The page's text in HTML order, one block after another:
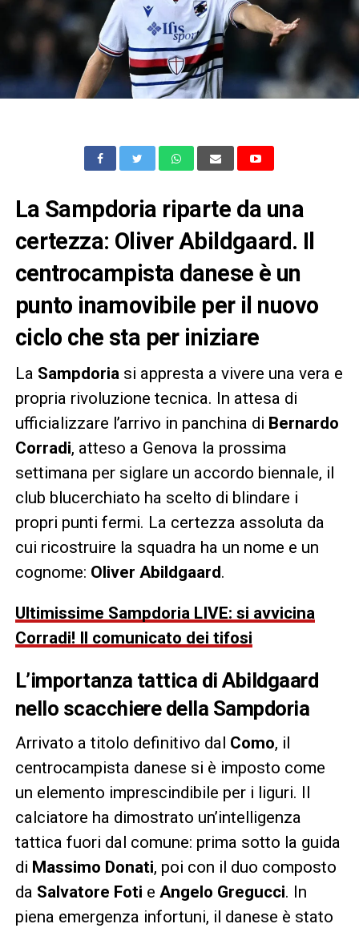
La Sampdoria riparte da una
certezza: Oliver Abildgaard. Il
centrocampista danese è un
punto inamovibile per il nuovo
ciclo che sta per iniziare
La Sampdoriasi appresta a vivere una vera e
propria rivoluzione tecnica. In attesa di
ufficializzare l’arrivo in panchina di Bernardo
Corradi, atteso a Genova la prossima
settimana per siglare un accordo biennale, il
club blucerchiato ha scelto di blindare i
propri punti fermi. La certezza assoluta da
cui ricostruire la squadra ha un nome e un
cognome: Oliver Abildgaard.
Ultimissime Sampdoria LIVE: si avvicina
Corradi! Il comunicato dei tifosi
L’importanza tattica di Abildgaard
nello scacchiere della Sampdoria
Arrivato a titolo definitivo dal Como, il
centrocampista danese si è imposto come
un elemento imprescindibile per i liguri. Il
calciatore ha dimostrato un’intelligenza
tattica fuori dal comune: prima sotto la guida
di Massimo Donati, poi con il duo composto
da Salvatore Foti e Angelo Gregucci. In
piena emergenza infortuni, il danese è stato